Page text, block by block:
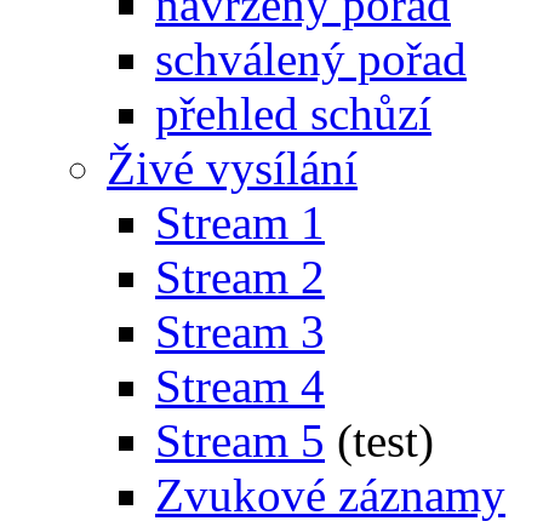
schválený pořad
přehled schůzí
Živé vysílání
Stream 1
Stream 2
Stream 3
Stream 4
Stream 5 (test)
Zvukové záznamy